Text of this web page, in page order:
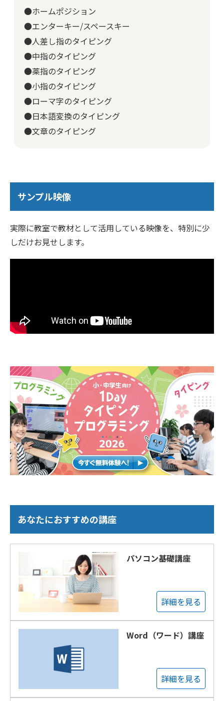
●ホームポジション
●エンターキー/スペースキー
●人差し指のタイピング
●中指のタイピング
●薬指のタイピング
●小指のタイピング
●ローマ字のタイピング
●日本語変換のタイピング
●文章のタイピング
サンプル映像
実際に教室で教材として活用している映像を、特別に少
しだけお見せします。
あなたにおすすめの講座
パソコン基礎講座
詳細を見る
Word（ワード）講座
詳細を見る